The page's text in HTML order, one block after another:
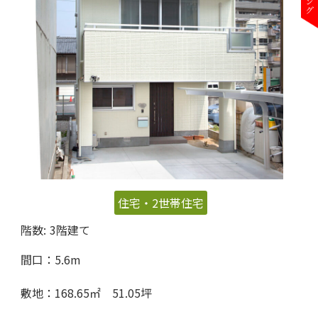
住宅・2世帯住宅
階数: 3階建て
間口：5.6m
敷地：168.65㎡ 51.05坪